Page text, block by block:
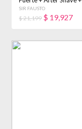
Cepillo Fade
SIR FAUSTO
$ 21,199 $ 19,927